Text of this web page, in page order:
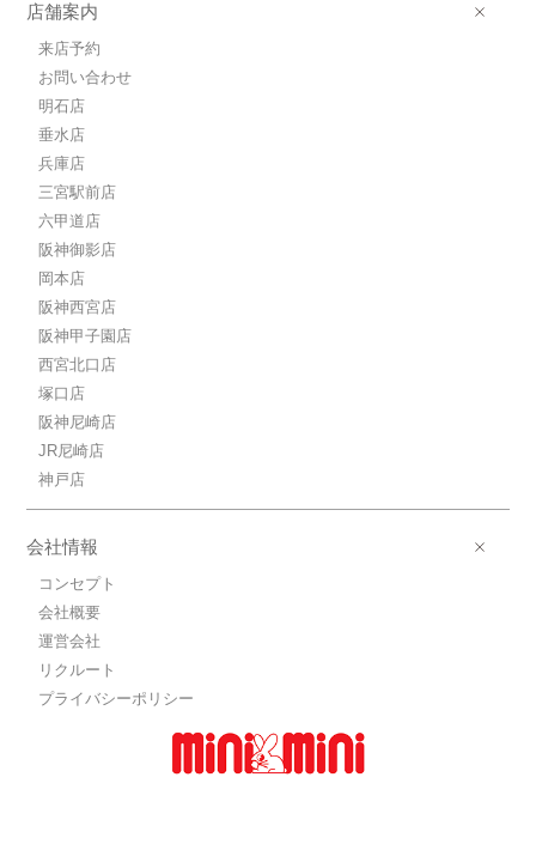
7.6万円(管理費10000円)
店舗案内
来店予約
お問い合わせ
明石店
垂水店
兵庫店
三宮駅前店
六甲道店
阪神御影店
岡本店
阪神西宮店
阪神甲子園店
西宮北口店
塚口店
阪神尼崎店
JR尼崎店
神戸店
会社情報
コンセプト
会社概要
運営会社
リクルート
プライバシーポリシー